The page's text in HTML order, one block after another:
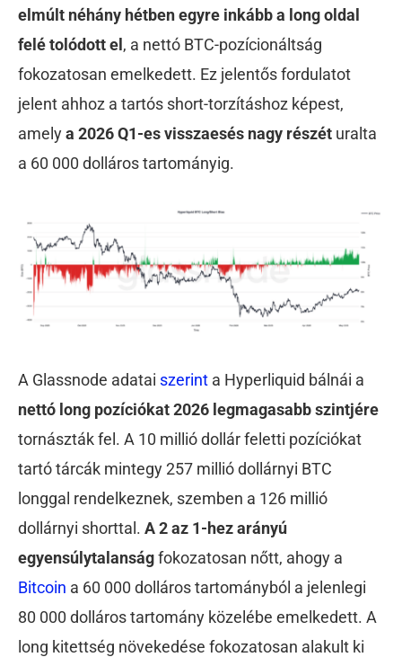
elmúlt néhány hétben egyre inkább a long oldal
felé tolódott el, a nettó BTC-pozícionáltság
fokozatosan emelkedett. Ez jelentős fordulatot
jelent ahhoz a tartós short-torzításhoz képest,
amelya 2026 Q1-es visszaesés nagy részét uralta
a 60 000 dolláros tartományig.
A Glassnode adatai szerint a Hyperliquid bálnái a
nettó long pozíciókat 2026 legmagasabb szintjére
tornászták fel. A 10 millió dollár feletti pozíciókat
tartó tárcák mintegy 257 millió dollárnyi BTC
longgal rendelkeznek, szemben a 126 millió
dollárnyi shorttal. A 2 az 1-hez arányú
egyensúlytalanságfokozatosan nőtt, ahogy a
Bitcoin a 60 000 dolláros tartományból a jelenlegi
80 000 dolláros tartomány közelébe emelkedett. A
long kitettség növekedése fokozatosan alakult ki